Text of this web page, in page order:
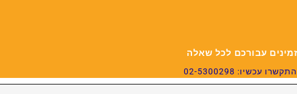
זמינים עבורכם לכל שאלה
התקשרו עכשיו: 02-5300298